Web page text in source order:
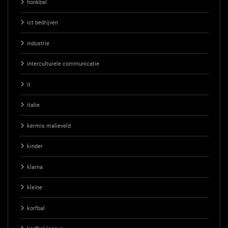
honkbal
ict bedrijven
industrie
interculturele communicatie
it
italie
kermis malieveld
kinder
klarna
kleine
korfbal